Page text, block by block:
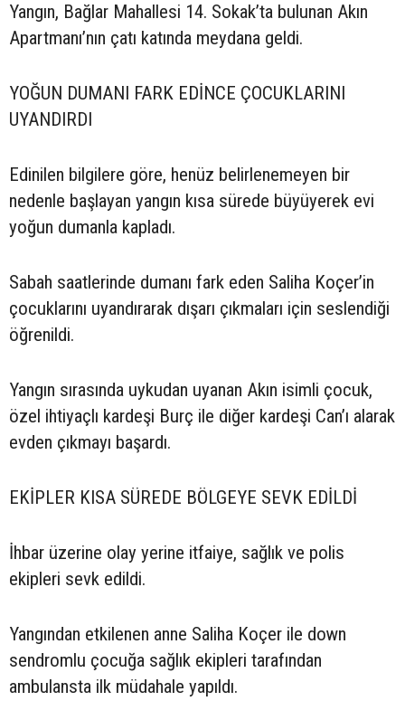
Yangın, Bağlar Mahallesi 14. Sokak’ta bulunan Akın
Apartmanı’nın çatı katında meydana geldi.
YOĞUN DUMANI FARK EDİNCE ÇOCUKLARINI
UYANDIRDI
Edinilen bilgilere göre, henüz belirlenemeyen bir
nedenle başlayan yangın kısa sürede büyüyerek evi
yoğun dumanla kapladı.
Sabah saatlerinde dumanı fark eden Saliha Koçer’in
çocuklarını uyandırarak dışarı çıkmaları için seslendiği
öğrenildi.
Yangın sırasında uykudan uyanan Akın isimli çocuk,
özel ihtiyaçlı kardeşi Burç ile diğer kardeşi Can’ı alarak
evden çıkmayı başardı.
EKİPLER KISA SÜREDE BÖLGEYE SEVK EDİLDİ
İhbar üzerine olay yerine itfaiye, sağlık ve polis
ekipleri sevk edildi.
Yangından etkilenen anne Saliha Koçer ile down
sendromlu çocuğa sağlık ekipleri tarafından
ambulansta ilk müdahale yapıldı.